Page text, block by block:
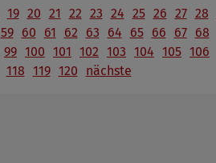
19 20 21 22 23 24 25 26 27 28
59 60 61 62 63 64 65 66 67 68
99 100 101 102 103 104 105 106
118 119 120 nächste